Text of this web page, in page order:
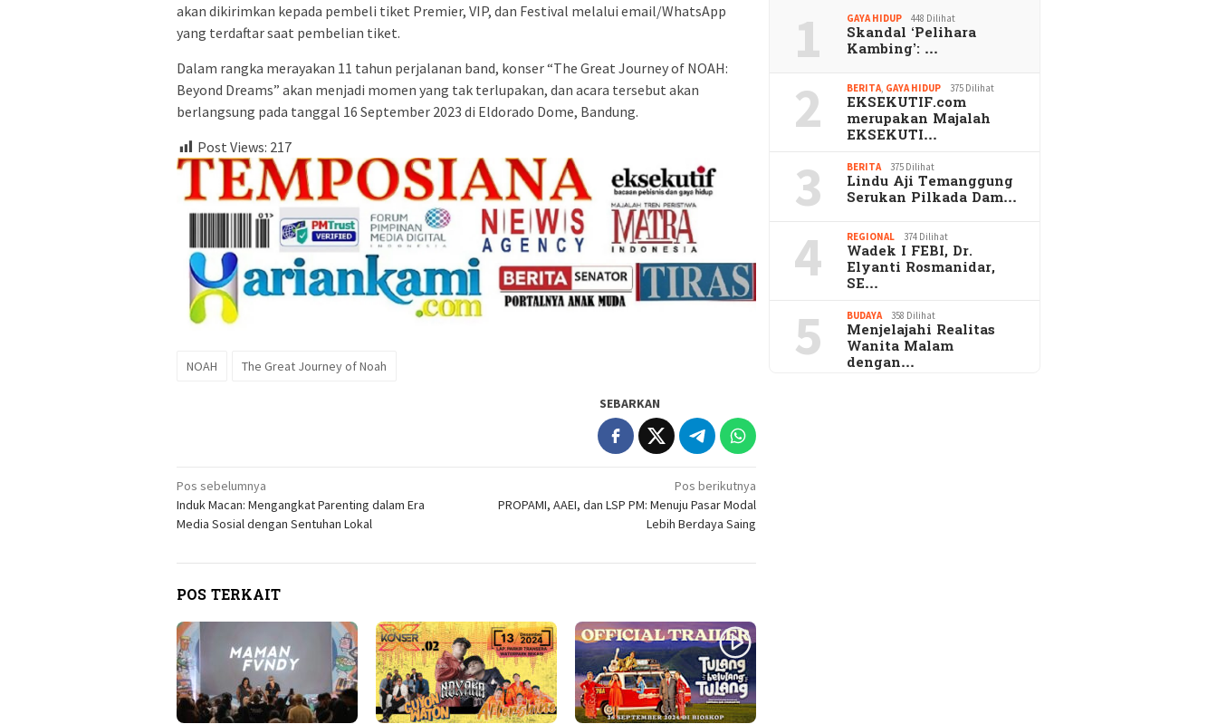
akan dikirimkan kepada pembeli tiket Premier, VIP, dan Festival melalui email/WhatsApp
yang terdaftar saat pembelian tiket.
Dalam rangka merayakan 11 tahun perjalanan band, konser “The Great Journey of NOAH:
Beyond Dreams” akan menjadi momen yang tak terlupakan, dan acara tersebut akan
berlangsung pada tanggal 16 September 2023 di Eldorado Dome, Bandung.
Post Views: 217
NOAH The Great Journey of Noah
SEBARKAN
Navigasi
pos
Pos sebelumnya
Induk Macan: Mengangkat Parenting dalam Era
Media Sosial dengan Sentuhan Lokal
Pos berikutnya
PROPAMI, AAEI, dan LSP PM: Menuju Pasar Modal
Lebih Berdaya Saing
POS TERKAIT
1 GAYA HIDUP 448 Dilihat
Skandal ‘Pelihara
Kambing’: …
2 BERITA, GAYA HIDUP 375 Dilihat
EKSEKUTIF.com
merupakan Majalah
EKSEKUTI…
3 BERITA 375 Dilihat
Lindu Aji Temanggung
Serukan Pilkada Dam…
4 REGIONAL 374 Dilihat
Wadek I FEBI, Dr.
Elyanti Rosmanidar,
SE…
5 BUDAYA 358 Dilihat
Menjelajahi Realitas
Wanita Malam
dengan…